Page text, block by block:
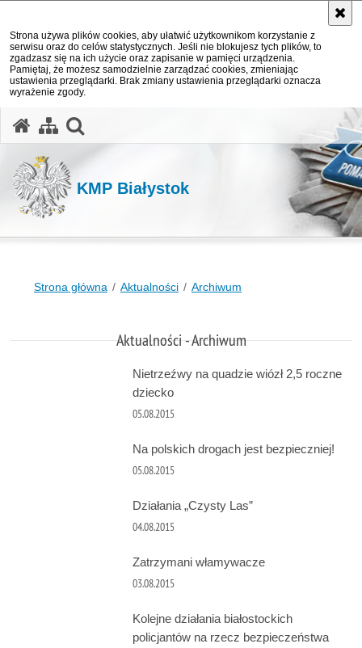
Strona używa plików cookies, aby ułatwić użytkownikom korzystanie z
serwisu oraz do celów statystycznych. Jeśli nie blokujesz tych plików, to
zgadzasz się na ich użycie oraz zapisanie w pamięci urządzenia.
Pamiętaj, że możesz samodzielnie zarządzać cookies, zmieniając
ustawienia przeglądarki. Brak zmiany ustawienia przeglądarki oznacza
wyrażenie zgody.
KMP Białystok
Strona główna Aktualności Archiwum
Aktualności - Archiwum
Nietrzeźwy na quadzie wiózł 2,5 roczne
dziecko
05.08.2015
Na polskich drogach jest bezpieczniej!
05.08.2015
Działania „Czysty Las”
04.08.2015
Zatrzymani włamywacze
03.08.2015
Kolejne działania białostockich
policjantów na rzecz bezpieczeństwa